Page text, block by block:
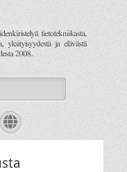
2008.
Website